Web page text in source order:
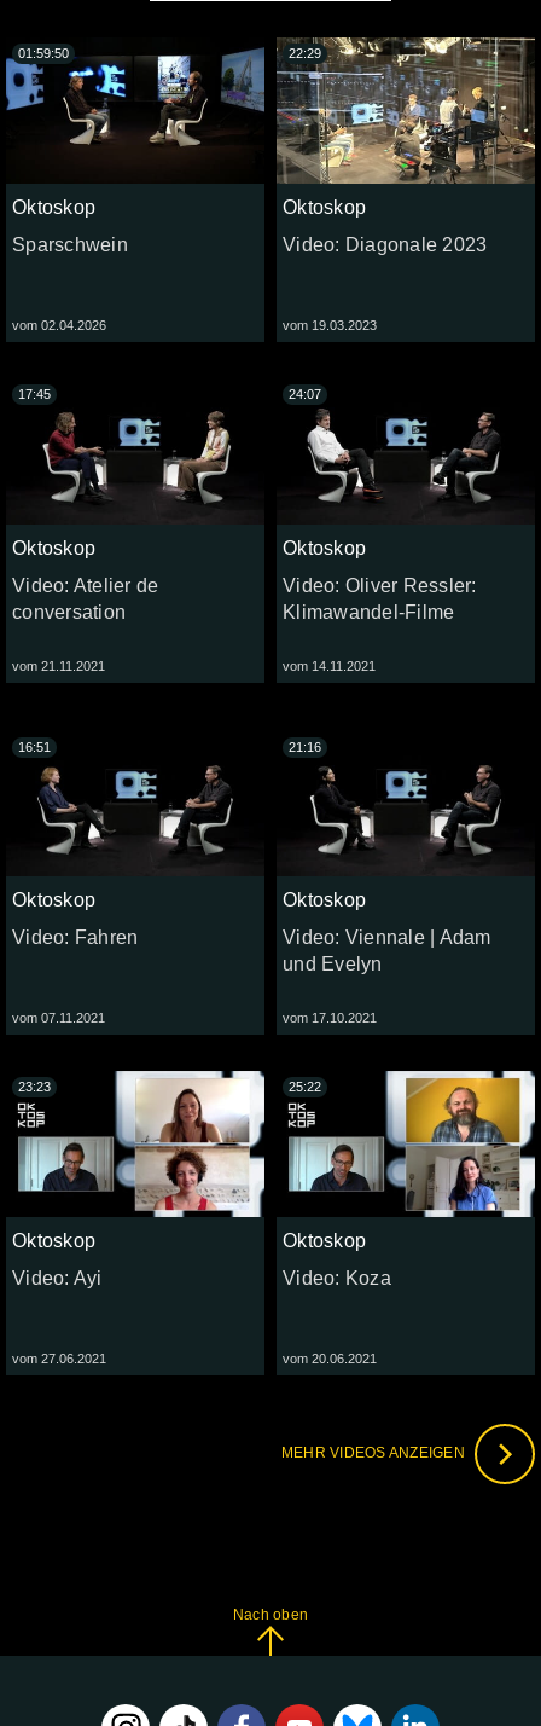
Oktoskop
Sparschwein
vom 02.04.2026
01:59:50
Oktoskop
Video: Diagonale 2023
vom 19.03.2023
22:29
Oktoskop
Video: Atelier de
conversation
vom 21.11.2021
17:45
Oktoskop
Video: Oliver Ressler:
Klimawandel-Filme
vom 14.11.2021
24:07
Oktoskop
Video: Fahren
vom 07.11.2021
16:51
Oktoskop
Video: Viennale | Adam
und Evelyn
vom 17.10.2021
21:16
Oktoskop
Video: Ayi
vom 27.06.2021
23:23
Oktoskop
Video: Koza
vom 20.06.2021
25:22
MEHR VIDEOS ANZEIGEN
Nach oben